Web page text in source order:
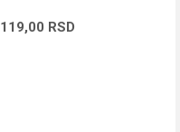
119,00 RSD